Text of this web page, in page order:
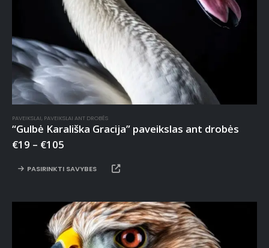
PAVEIKSLAI, PAVEIKSLAI ANT DROBĖS
“Gulbė Karališka Gracija” paveikslas ant drobės
€19 – €105
PASIRINKTI SAVYBES